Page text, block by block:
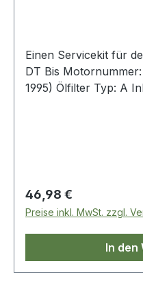
Einen Servicekit für
DT Bis
1995) Ölfilter Typ: A
Regulärer Preis:
46,98 €
Preise inkl. MwSt. zzgl.
In den